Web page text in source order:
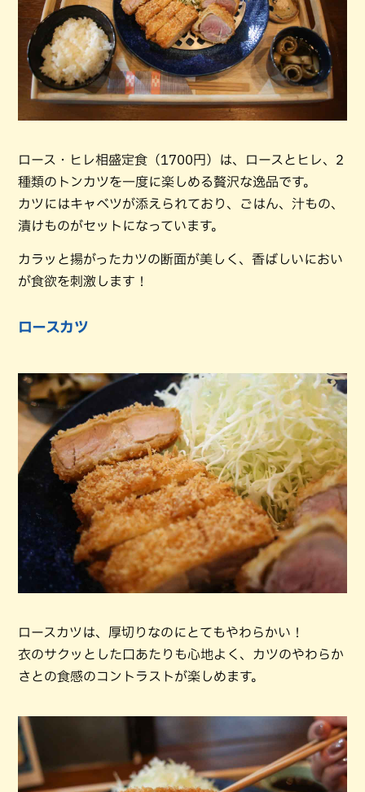
ロース・ヒレ相盛定食（1700円）は、ロースとヒレ、2
種類のトンカツを一度に楽しめる贅沢な逸品です。
カツにはキャベツが添えられており、ごはん、汁もの、
漬けものがセットになっています。
カラッと揚がったカツの断面が美しく、香ばしいにおい
が食欲を刺激します！
ロースカツ
ロースカツは、厚切りなのにとてもやわらかい！
衣のサクッとした口あたりも心地よく、カツのやわらか
さとの食感のコントラストが楽しめます。